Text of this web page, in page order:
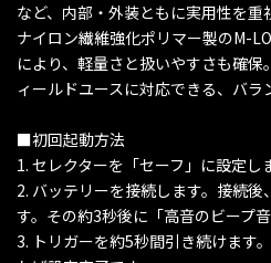
など、内部・外装ともに実用性を重
ナイロン繊維強化ポリマー製のM-
により、軽量さと扱いやすさも確
ィールドユースに対応できる、バラ
■初回起動方法
1. セレクターを「セーフ」に設定し
2. バッテリーを接続します。接続
す。その約3秒後に「高音のビープ
3. トリガーを約5秒間引き続けます